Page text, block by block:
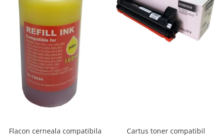
Flacon cerneala compatibila
Cartus toner compatibil